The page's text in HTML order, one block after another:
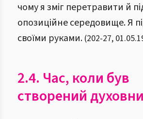
чому я зміг перетравити й
опозиційне середовище. Я
своїми руками. (202-27,
2.4. Час, коли був
створений